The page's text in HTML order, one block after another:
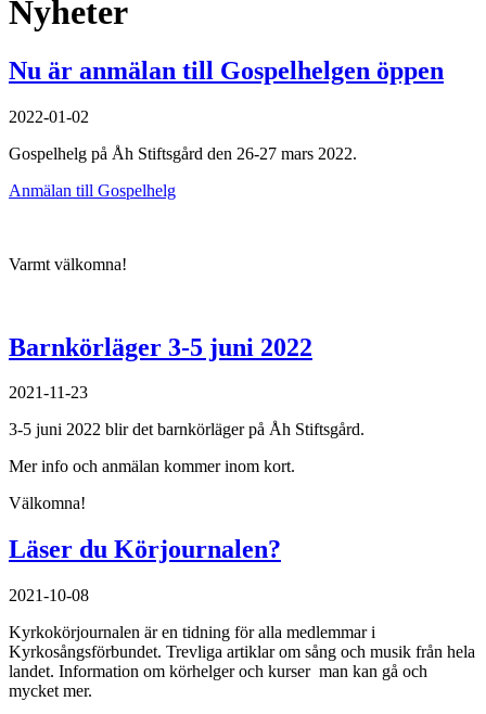
Nyheter
Nu är anmälan till Gospelhelgen öppen
2022-01-02
Gospelhelg på Åh Stiftsgård den 26-27 mars 2022.
Anmälan till Gospelhelg
Varmt välkomna!
Barnkörläger 3-5 juni 2022
2021-11-23
3-5 juni 2022 blir det barnkörläger på Åh Stiftsgård.
Mer info och anmälan kommer inom kort.
Välkomna!
Läser du Körjournalen?
2021-10-08
Kyrkokörjournalen är en tidning för alla medlemmar i
Kyrkosångsförbundet. Trevliga artiklar om sång och musik från hela
landet. Information om körhelger och kurser man kan gå och
mycket mer.